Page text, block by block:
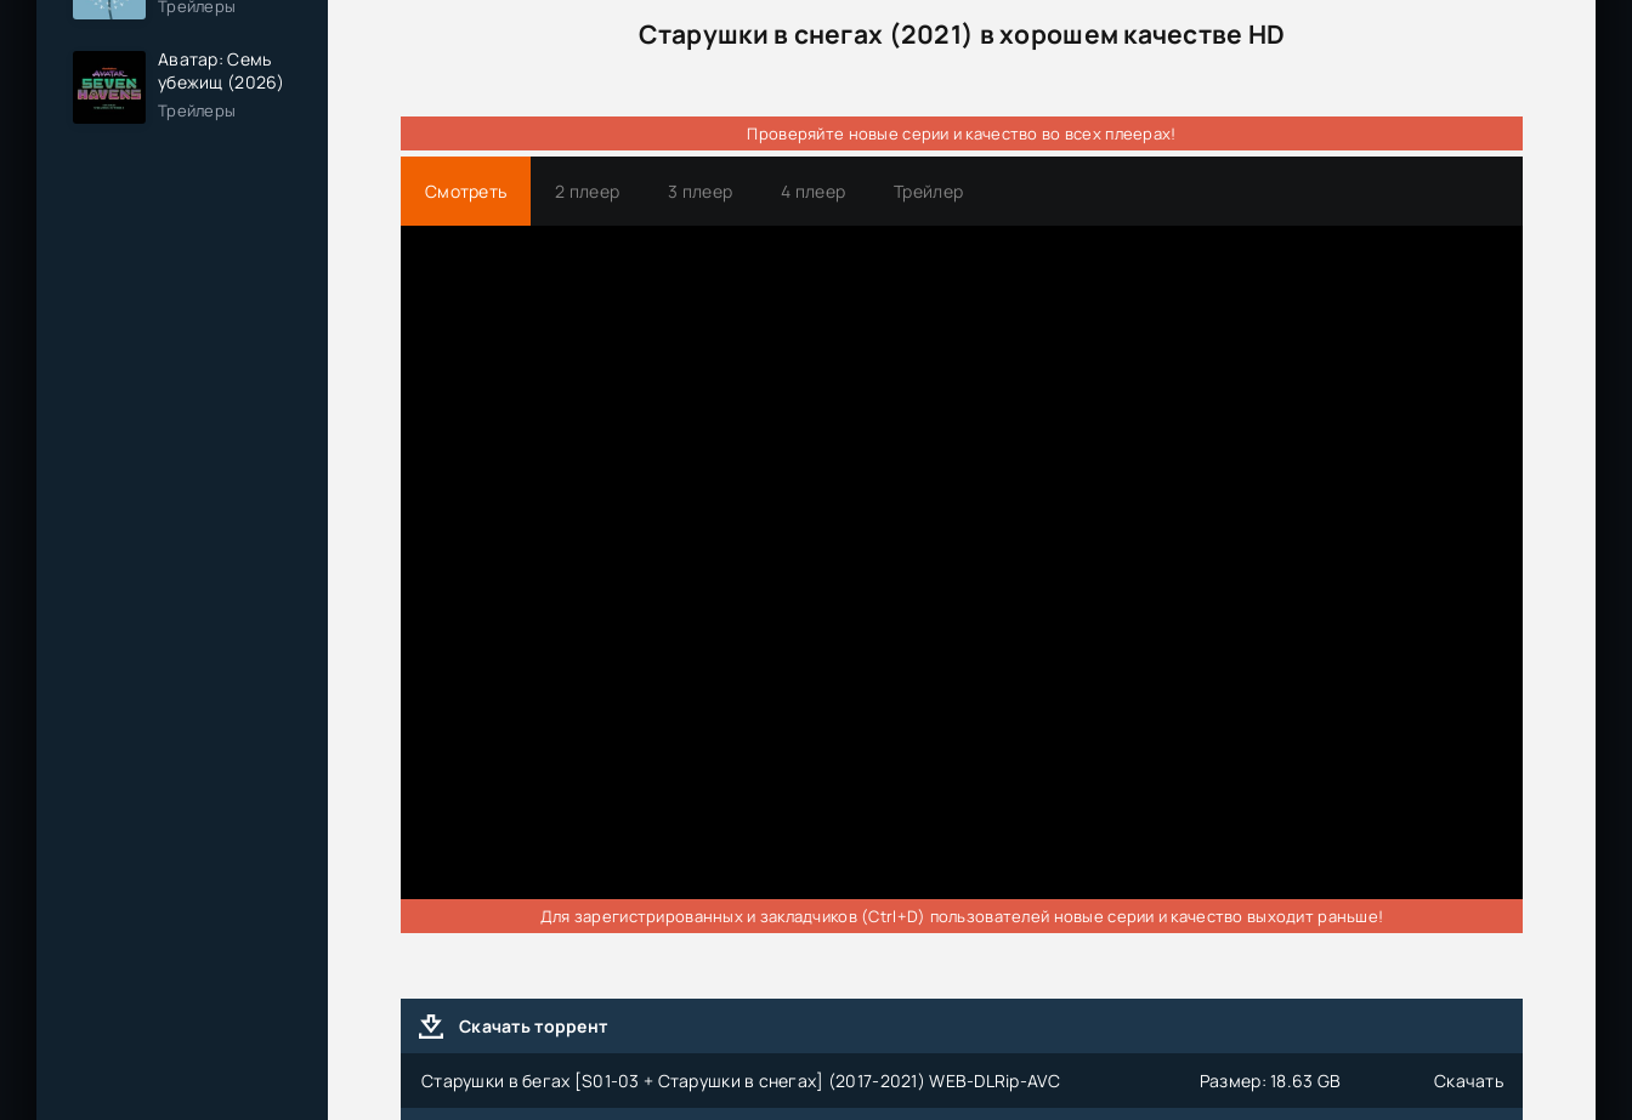
Трейлеры
Аватар: Семь
убежищ (2026)
Трейлеры
Старушки в снегах (2021) в хорошем качестве HD
Проверяйте новые серии и качество во всех плеерах!
Смотреть 2 плеер 3 плеер 4 плеер Трейлер
Для зарегистрированных и закладчиков (Ctrl+D) пользователей новые серии и качество выходит раньше!
Скачать торрент
Старушки в бегах [S01-03 + Старушки в снегах] (2017-2021) WEB-DLRip-AVC Размер: 18.63 GB Скачать